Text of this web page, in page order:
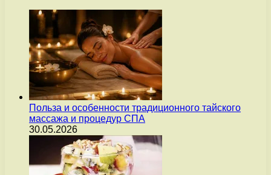
Польза и особенности традиционного тайского
массажа и процедур СПА
30.05.2026